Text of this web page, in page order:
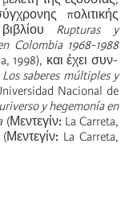
πολιτικής
Rupturas y
Colombia 1968-1988
1998), και έχει συν-
Los saberes múltiples y
Nacional de
y hegemonía en
(Μεντεγίν: La Carreta,
: La Carreta,